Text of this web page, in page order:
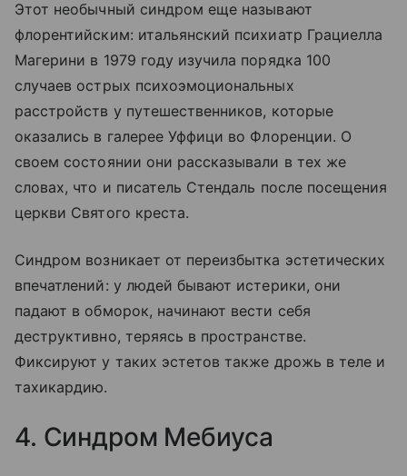
Этот необычный синдром еще называют
флорентийским: итальянский психиатр Грациелла
Магерини в 1979 году изучила порядка 100
случаев острых психоэмоциональных
расстройств у путешественников, которые
оказались в галерее Уффици во Флоренции. О
своем состоянии они рассказывали в тех же
словах, что и писатель Стендаль после посещения
церкви Святого креста.
Синдром возникает от переизбытка эстетических
впечатлений: у людей бывают истерики, они
падают в обморок, начинают вести себя
деструктивно, теряясь в пространстве.
Фиксируют у таких эстетов также дрожь в теле и
тахикардию.
4. Синдром Мебиуса